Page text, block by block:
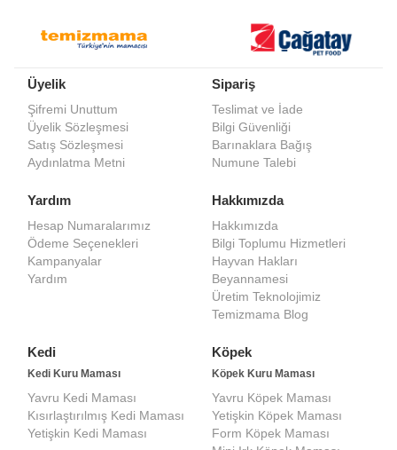
Üyelik
Şifremi Unuttum
Üyelik Sözleşmesi
Satış Sözleşmesi
Aydınlatma Metni
Sipariş
Teslimat ve İade
Bilgi Güvenliği
Barınaklara Bağış
Numune Talebi
Yardım
Hesap Numaralarımız
Ödeme Seçenekleri
Kampanyalar
Yardım
Hakkımızda
Hakkımızda
Bilgi Toplumu Hizmetleri
Hayvan Hakları
Beyannamesi
Üretim Teknolojimiz
Temizmama Blog
Kedi
Kedi Kuru Maması
Yavru Kedi Maması
Kısırlaştırılmış Kedi Maması
Yetişkin Kedi Maması
Köpek
Köpek Kuru Maması
Yavru Köpek Maması
Yetişkin Köpek Maması
Form Köpek Maması